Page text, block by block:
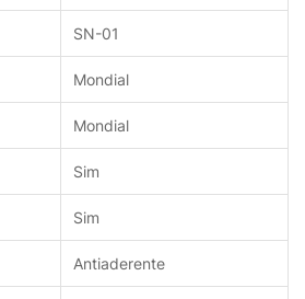
SN-01
Mondial
Mondial
Sim
Sim
Antiaderente